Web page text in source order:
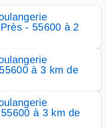
- 55600 à 2
à 3 km de
à 3 km de